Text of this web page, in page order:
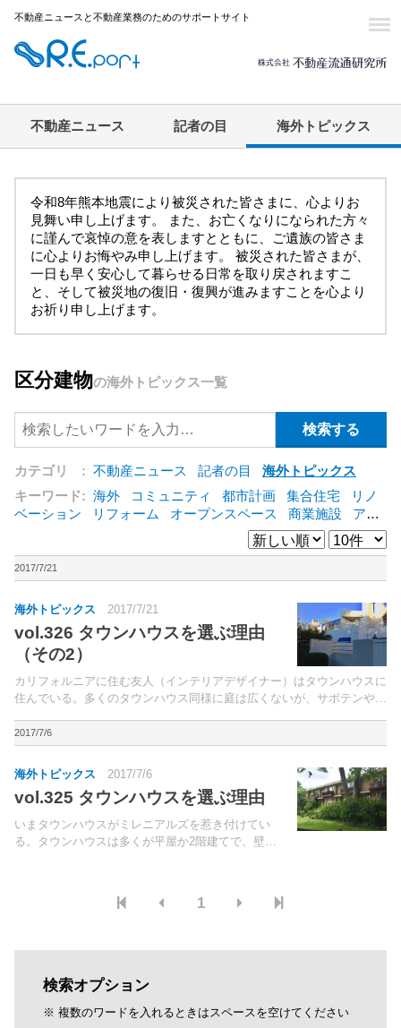
不動産ニュースと不動産業務のためのサポートサイト
不動産ニュース 記者の目 海外トピックス
令和8年熊本地震により被災された皆さまに、心よりお
見舞い申し上げます。 また、お亡くなりになられた方々
に謹んで哀悼の意を表しますとともに、ご遺族の皆さま
に心よりお悔やみ申し上げます。 被災された皆さまが、
一日も早く安心して暮らせる日常を取り戻されますこ
と、そして被災地の復旧・復興が進みますことを心より
お祈り申し上げます。
区分建物の海外トピックス一覧
カテゴリ : 不動産ニュース 記者の目
海外トピックス
キーワード: 海外 コミュニティ 都市計画 集合住宅
リノ
ベーション
リフォーム オープンスペース 商業施設
アパ
エネルギー
新型コロ
コンバージョン
都市再生
公営住宅
2017/7/21
海外トピックス 2017/7/21
vol.326 タウンハウスを選ぶ理由
（その2）
カリフォルニアに住む友人（インテリアデザイナー）はタウンハウスに
住んでいる。多くのタウンハウス同様に庭は広くないが、サボテンやハ
ット。
2017/7/6
海外トピックス 2017/7/6
vol.325 タウンハウスを選ぶ理由
いまタウンハウスがミレニアルズを惹き付けてい
る。タウンハウスは多くが平屋か2階建てで、壁と
1
検索オプション
※ 複数のワードを入れるときはスペースを空けてください